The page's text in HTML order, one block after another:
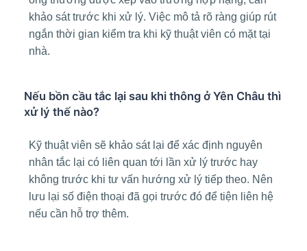
khảo sát trước khi xử lý. Việc mô tả rõ ràng giúp rút
ngắn thời gian kiểm tra khi kỹ thuật viên có mặt tại
nhà.
Nếu bồn cầu tắc lại sau khi thông ở Yên Châu thì
xử lý thế nào?
Kỹ thuật viên sẽ khảo sát lại để xác định nguyên
nhân tắc lại có liên quan tới lần xử lý trước hay
không trước khi tư vấn hướng xử lý tiếp theo. Nên
lưu lại số điện thoại đã gọi trước đó để tiện liên hệ
nếu cần hỗ trợ thêm.